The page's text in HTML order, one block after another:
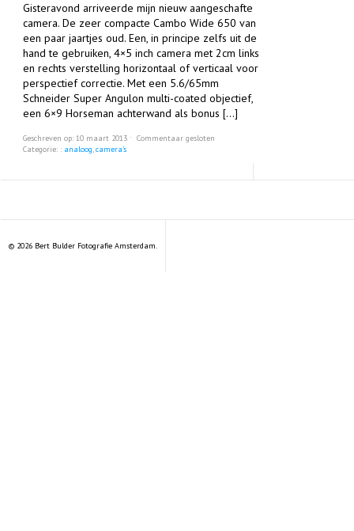
Gisteravond arriveerde mijn nieuw aangeschafte
camera. De zeer compacte Cambo Wide 650 van
een paar jaartjes oud. Een, in principe zelfs uit de
hand te gebruiken, 4×5 inch camera met 2cm links
en rechts verstelling horizontaal of verticaal voor
perspectief correctie. Met een 5.6/65mm
Schneider Super Angulon multi-coated objectief,
een 6×9 Horseman achterwand als bonus […]
Geschreven op: 10 maart 2013 ˑCommentaar gesloten
Categorie: : analoog,camera's
© 2026 Bert Bulder Fotografie Amsterdam.